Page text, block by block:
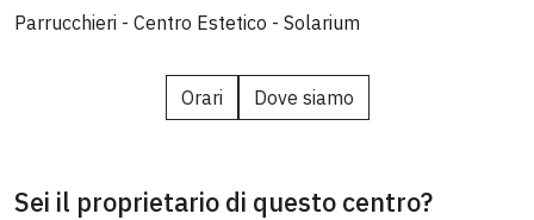
Parrucchieri - Centro Estetico - Solarium
Orari Dove siamo
Sei il proprietario di questo centro?